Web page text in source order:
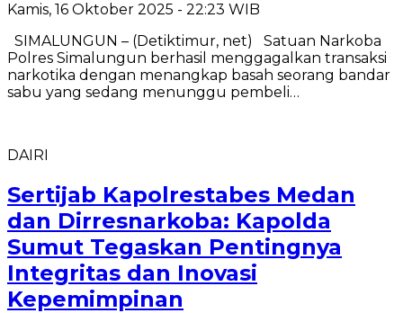
Kamis, 16 Oktober 2025 - 22:23 WIB
SIMALUNGUN – (Detiktimur, net) Satuan Narkoba
Polres Simalungun berhasil menggagalkan transaksi
narkotika dengan menangkap basah seorang bandar
sabu yang sedang menunggu pembeli…
DAIRI
Sertijab Kapolrestabes Medan
dan Dirresnarkoba: Kapolda
Sumut Tegaskan Pentingnya
Integritas dan Inovasi
Kepemimpinan